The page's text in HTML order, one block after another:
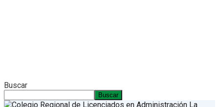
Buscar
Buscar